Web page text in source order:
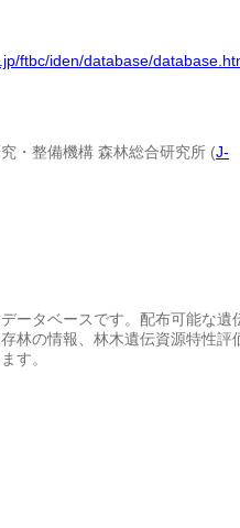
ftbc/iden/database/
・整備機構 森林総合研究所 (J-
ータベースです。配布可能な遺
林の情報、林木遺伝資源特性評
す。